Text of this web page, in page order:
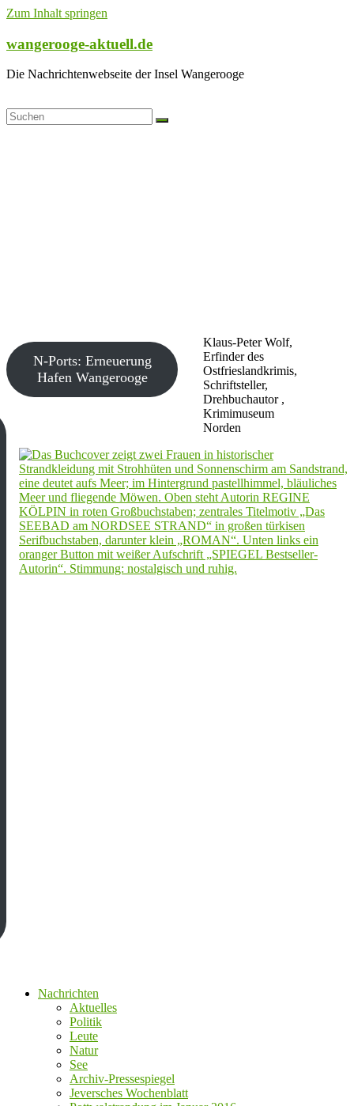
Zum Inhalt springen
wangerooge-aktuell.de
Die Nachrichtenwebseite der Insel Wangerooge
Klaus-Peter Wolf,
Erfinder des
Ostfrieslandkrimis,
Schriftsteller,
Drehbuchautor ,
Krimimuseum
Norden
N-Ports: Erneuerung
Hafen Wangerooge
Nachrichten
Aktuelles
Politik
Leute
Natur
See
Archiv-Pressespiegel
Jeversches Wochenblatt